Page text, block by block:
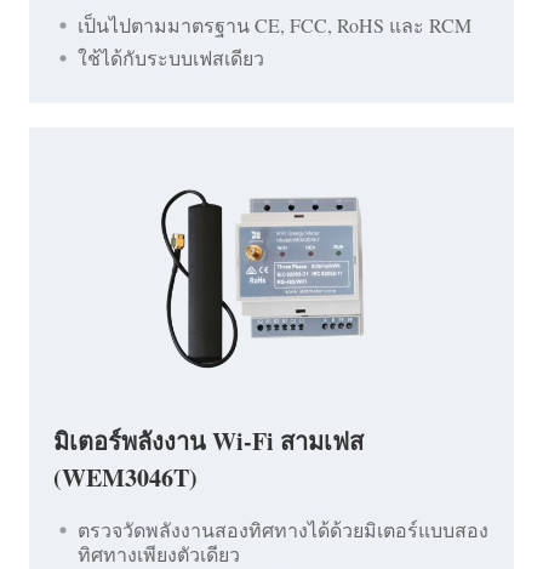
เป็นไปตามมาตรฐาน CE, FCC, RoHS และ RCM
ใช้ได้กับระบบเฟสเดียว
มิเตอร์พลังงาน Wi-Fi สามเฟส
(WEM3046T)
ตรวจวัดพลังงานสองทิศทางได้ด้วยมิเตอร์แบบสอง
ทิศทางเพียงตัวเดียว